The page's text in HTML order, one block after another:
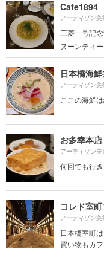
Cafe1894
アーティゾン
三菱一号記
ヌーンティ
日本橋海
アーティゾン
ここの海鮮
お多幸本店
アーティゾン
何回でも行き
コレド室町
アーティゾン
日本橋室町
買い物もカ